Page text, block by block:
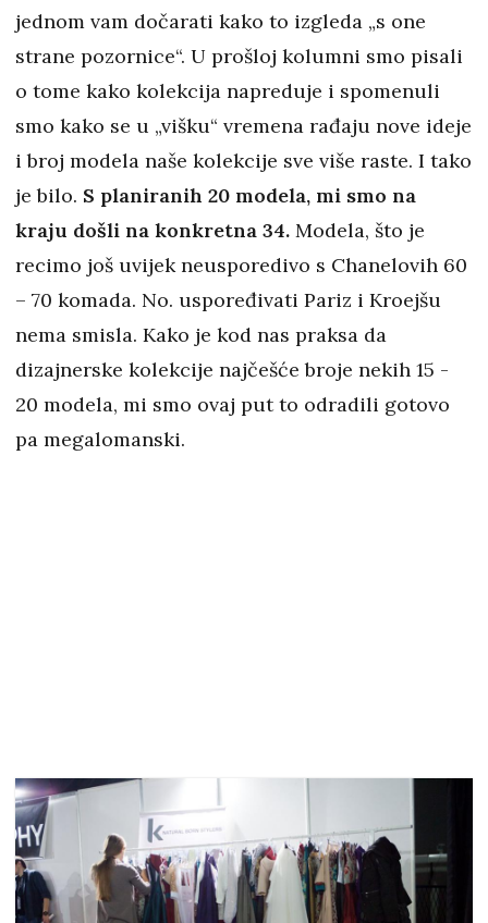
jednom vam dočarati kako to izgleda „s one
strane pozornice“. U prošloj kolumni smo pisali
o tome kako kolekcija napreduje i spomenuli
smo kako se u „višku“ vremena rađaju nove ideje
i broj modela naše kolekcije sve više raste. I tako
je bilo. S planiranih 20 modela, mi smo na
kraju došli na konkretna 34. Modela, što je
recimo još uvijek neusporedivo s Chanelovih 60
– 70 komada. No. uspoređivati Pariz i Kroejšu
nema smisla. Kako je kod nas praksa da
dizajnerske kolekcije najčešće broje nekih 15 -
20 modela, mi smo ovaj put to odradili gotovo
pa megalomanski.